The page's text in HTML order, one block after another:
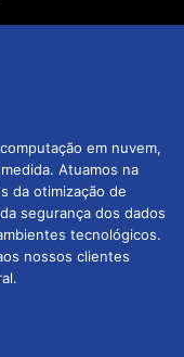
em nuvem,
Atuamos na
da otimização de
segurança dos dados
tecnológicos.
nossos clientes